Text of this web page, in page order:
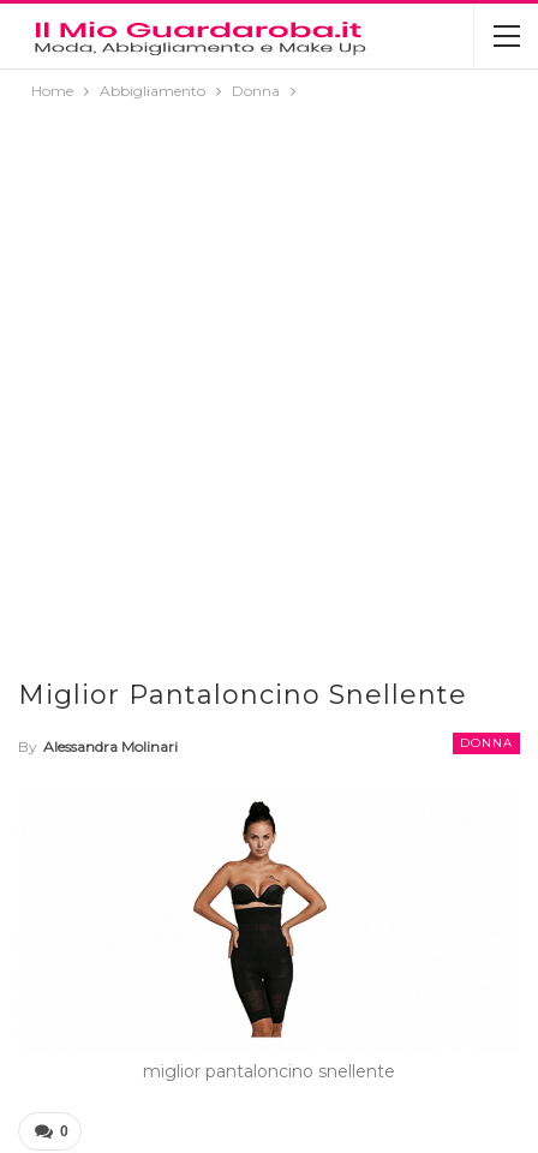
Home Abbigliamento Donna
Miglior Pantaloncino Snellente
DONNA
By Alessandra Molinari
miglior pantaloncino snellente
0